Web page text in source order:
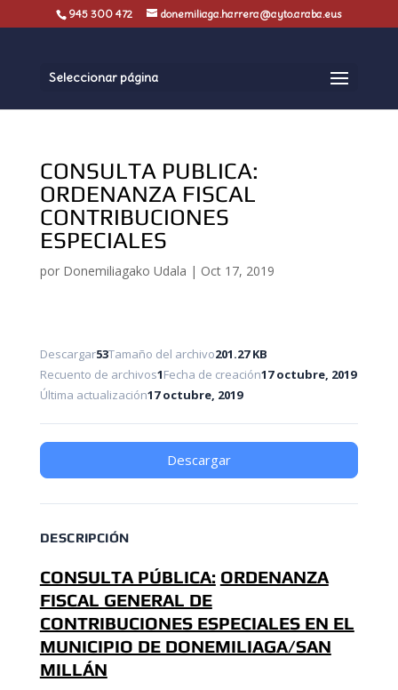
945 300 472 donemiliaga.harrera@ayto.araba.eus
Seleccionar página
CONSULTA PUBLICA:
ORDENANZA FISCAL
CONTRIBUCIONES
ESPECIALES
por Donemiliagako Udala | Oct 17, 2019
Descargar53Tamaño del archivo201.27 KB
Recuento de archivos1Fecha de creación17 octubre, 2019
Última actualización17 octubre, 2019
Descargar
DESCRIPCIÓN
CONSULTA PÚBLICA: ORDENANZA
FISCAL GENERAL DE
CONTRIBUCIONES ESPECIALES EN EL
MUNICIPIO DE DONEMILIAGA/SAN
MILLÁN